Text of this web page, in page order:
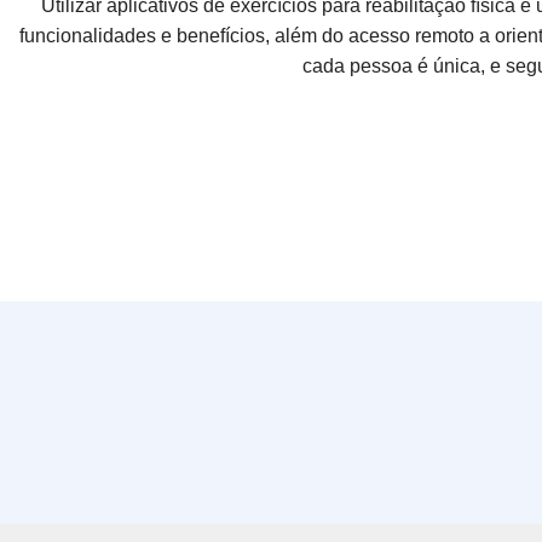
Utilizar aplicativos de exercícios para reabilitação física
funcionalidades e benefícios, além do acesso remoto a
cada pessoa é única, e